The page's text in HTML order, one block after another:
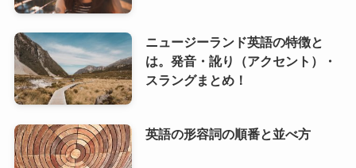
ニュージーランド英語の特徴と
は。発音・訛り（アクセント）・
スラングまとめ！
英語の形容詞の順番と並べ方